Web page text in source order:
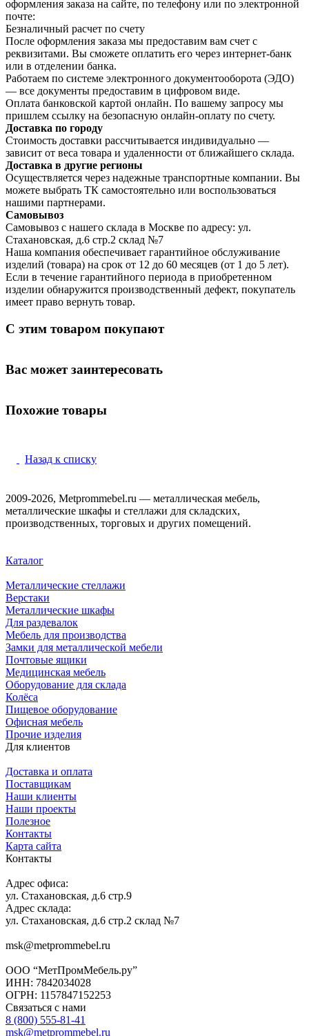
оформления заказа на сайте, по телефону или по электронной
почте:
Безналичный расчет по счету
После оформления заказа мы предоставим вам счет с
реквизитами. Вы сможете оплатить его через интернет-банк
или в отделении банка.
Работаем по системе электронного документооборота (ЭДО)
— все документы предоставим в цифровом виде.
Оплата банковской картой онлайн. По вашему запросу мы
пришлем ссылку на безопасную онлайн-оплату по счету.
Доставка по городу
Стоимость доставки рассчитывается индивидуально —
зависит от веса товара и удаленности от ближайшего склада.
Доставка в другие регионы
Осуществляется через надежные транспортные компании. Вы
можете выбрать ТК самостоятельно или воспользоваться
нашими партнерами.
Самовывоз
Самовывоз с нашего склада в Москве по адресу: ул.
Стахановская, д.6 стр.2 склад №7
Наша компания обеспечивает гарантийное обслуживание
изделий (товара) на срок от 12 до 60 месяцев (от 1 до 5 лет).
Если в течение гарантийного периода в приобретенном
изделии обнаружится производственный дефект, покупатель
имеет право вернуть товар.
С этим товаром покупают
Вас может заинтересовать
Похожие товары
Назад к списку
2009-2026, Metprommebel.ru — металлическая мебель,
металлические шкафы и стеллажи для складских,
производственных, торговых и других помещений.
Каталог
Металлические стеллажи
Верстаки
Металлические шкафы
Для раздевалок
Мебель для производства
Замки для металлической мебели
Почтовые ящики
Медицинская мебель
Оборудование для склада
Колёса
Пищевое оборудование
Офисная мебель
Прочие изделия
Для клиентов
Доставка и оплата
Поставщикам
Наши клиенты
Наши проекты
Полезное
Контакты
Карта сайта
Контакты
Адрес офиса:
ул. Стахановская, д.6 стр.9
Адрес склада:
ул. Стахановская, д.6 стр.2 склад №7
msk@metprommebel.ru
ООО “МетПромМебель.ру”
ИНН: 7842034028
ОГРН: 1157847152253
Связаться с нами
8 (800) 555-81-41
msk@metprommebel.ru